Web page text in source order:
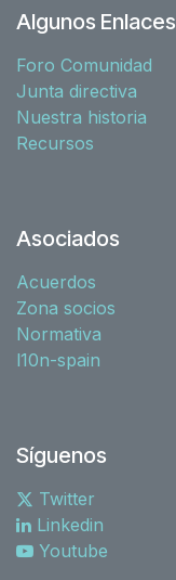
Algunos Enlaces
Foro Comunidad
Junta directiva
Nuestra historia
Recursos
Asociados
Acuerdos
Zona socios
Normativa
l10n-spain
Síguenos
Twitter
Linkedin
Youtube